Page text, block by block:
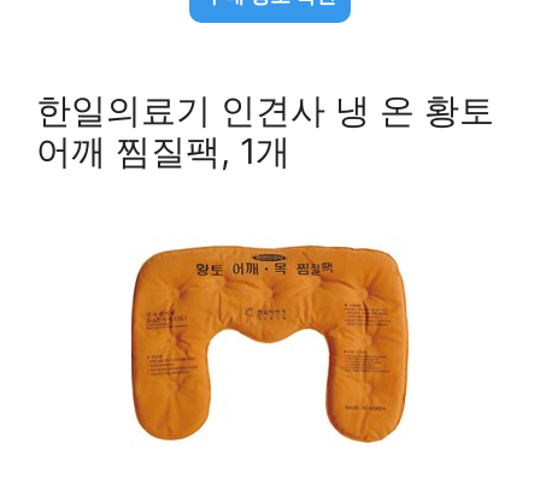
한일의료기 인견사 냉 온 황토
어깨 찜질팩, 1개